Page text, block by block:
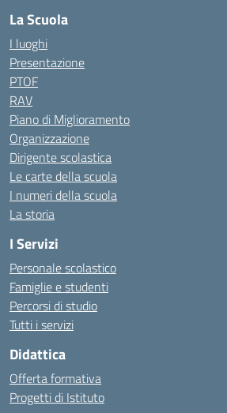
La Scuola
I luoghi
Presentazione
PTOF
RAV
Piano di Miglioramento
Organizzazione
Dirigente scolastica
Le carte della scuola
I numeri della scuola
La storia
I Servizi
Personale scolastico
Famiglie e studenti
Percorsi di studio
Tutti i servizi
Didattica
Offerta formativa
Progetti di Istituto